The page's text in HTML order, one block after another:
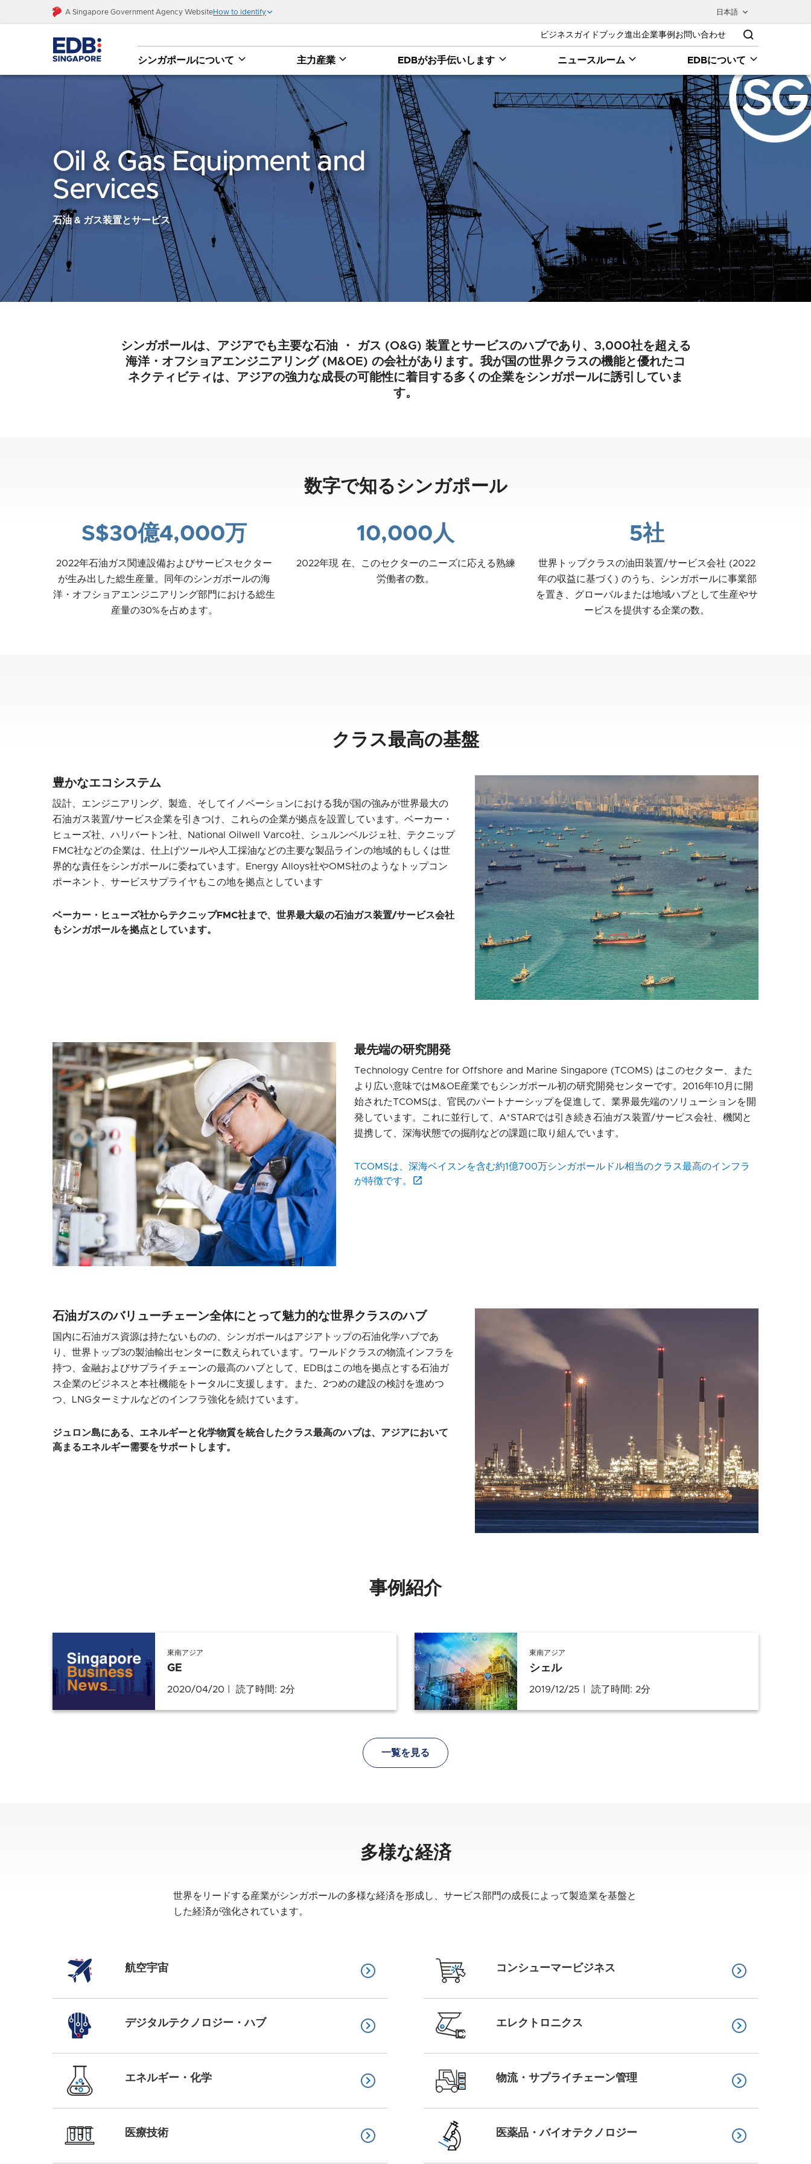
A Singapore Government Agency WebsiteHow to identify 日本語
ビジネスガイドブック進出企業事例 お問い合わせ
シンガポールについて 主力産業 EDBがお手伝いします ニュースルーム EDBについて
Oil & Gas Equipment and
Services
石油 & ガス装置とサービス
シンガポールは、アジアでも主要な石油 ・ ガス (O&G) 装置とサービスのハブであり、3,000社を超える
海洋・オフショアエンジニアリング (M&OE) の会社があります。我が国の世界クラスの機能と優れたコ
ネクティビティは、アジアの強力な成長の可能性に着目する多くの企業をシンガポールに誘引していま
す。
数字で知るシンガポール
S$30億4,000万
2022年石油ガス関連設備およびサービスセクター
が生み出した総生産量。同年のシンガポールの海
洋・オフショアエンジニアリング部門における総生
産量の30%を占めます。
10,000人
2022年現 在、このセクターのニーズに応える熟練
労働者の数。
5社
世界トップクラスの油田装置/サービス会社 (2022
年の収益に基づく) のうち、シンガポールに事業部
を置き、グローバルまたは地域ハブとして生産やサ
ービスを提供する企業の数。
クラス最高の基盤
豊かなエコシステム
設計、エンジニアリング、製造、そしてイノベーションにおける我が国の強みが世界最大の
石油ガス装置/サービス企業を引きつけ、これらの企業が拠点を設置しています。ベーカー・
ヒューズ社、ハリバートン社、National Oilwell Varco社、シュルンベルジェ社、テクニップ
FMC社などの企業は、仕上げツールや人工採油などの主要な製品ラインの地域的もしくは世
界的な責任をシンガポールに委ねています。Energy Alloys社やOMS社のようなトップコン
ポーネント、サービスサプライヤもこの地を拠点としています
ベーカー・ヒューズ社からテクニップFMC社まで、世界最大級の石油ガス装置/サービス会社
もシンガポールを拠点としています。
最先端の研究開発
Technology Centre for Offshore and Marine Singapore (TCOMS) はこのセクター、また
より広い意味ではM&OE産業でもシンガポール初の研究開発センターです。2016年10月に開
始されたTCOMSは、官民のパートナーシップを促進して、業界最先端のソリューションを開
発しています。これに並行して、A*STARでは引き続き石油ガス装置/サービス会社、機関と
提携して、深海状態での掘削などの課題に取り組んでいます。
TCOMSは、深海ベイスンを含む約1億700万シンガポールドル相当のクラス最高のインフラ
が特徴です。
石油ガスのバリューチェーン全体にとって魅力的な世界クラスのハブ
国内に石油ガス資源は持たないものの、シンガポールはアジアトップの石油化学ハブであ
り、世界トップ3の製油輸出センターに数えられています。ワールドクラスの物流インフラを
持つ、金融およびサプライチェーンの最高のハブとして、EDBはこの地を拠点とする石油ガ
ス企業のビジネスと本社機能をトータルに支援します。また、2つめの建設の検討を進めつ
つ、LNGターミナルなどのインフラ強化を続けています。
ジュロン島にある、エネルギーと化学物質を統合したクラス最高のハブは、アジアにおいて
高まるエネルギー需要をサポートします。
事例紹介
東南アジア
GE
2020/04/20 読了時間: 2分
東南アジア
シェル
2019/12/25 読了時間: 2分
一覧を見る
多様な経済
世界をリードする産業がシンガポールの多様な経済を形成し、サービス部門の成長によって製造業を基盤と
した経済が強化されています。
航空宇宙 keyboard_arrow_right
デジタルテクノロジー・ハブ keyboard_arrow_right
エネルギー・化学 keyboard_arrow_right
医療技術 keyboard_arrow_right
コンシューマービジネス keyboard_arrow_right
エレクトロニクス keyboard_arrow_right
物流・サプライチェーン管理 keyboard_arrow_right
医薬品・バイオテクノロジー keyboard_arrow_right